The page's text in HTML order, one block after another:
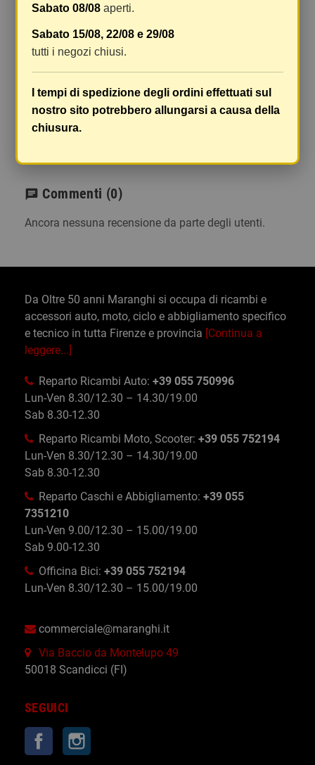
possibile raggruppare due ordini distinti
spedizione saranno addebitate per ognuno di
essi. Il vostro pacco sarà inviato a vostro rischio,
ma viene prestata un'attenzione particolare in
caso di oggetti fragili.
Le scatole hanno dimensioni adeguatamente
ampie e i vostri articoli son ben protetti.
chat Commenti (0)
Ancora nessuna recensione da parte degli utenti.
Sabato 08/08 aperti.
Sabato 15/08, 22/08 e 29/08
tutti i negozi chiusi.
I tempi di spedizione degli ordini effettuati sul
nostro sito potrebbero allungarsi a causa della
chiusura.
Da Oltre 50 anni Maranghi si occupa di ricambi e
accessori auto, moto, ciclo e abbigliamento specifico
e tecnico in tutta Firenze e provincia [Continua a
leggere...]
Reparto Ricambi Auto: +39 055 750996
Lun-Ven 8.30/12.30 – 14.30/19.00
Sab 8.30-12.30
Reparto Ricambi Moto, Scooter: +39 055 752194
Lun-Ven 8.30/12.30 – 14.30/19.00
Sab 8.30-12.30
Reparto Caschi e Abbigliamento: +39 055
7351210
Lun-Ven 9.00/12.30 – 15.00/19.00
Sab 9.00-12.30
Officina Bici: +39 055 752194
Lun-Ven 8.30/12.30 – 15.00/19.00
commerciale@maranghi.it
Via Baccio da Montelupo 49
50018 Scandicci (FI)
SEGUICI
Facebook